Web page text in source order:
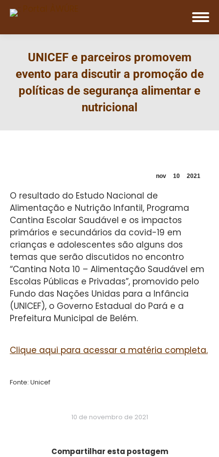
UNICEF e parceiros promovem
evento para discutir a promoção de
políticas de segurança alimentar e
nutricional
nov 10 2021
O resultado do Estudo Nacional de
Alimentação e Nutrição Infantil, Programa
Cantina Escolar Saudável e os impactos
primários e secundários da covid-19 em
crianças e adolescentes são alguns dos
temas que serão discutidos no encontro
“Cantina Nota 10 – Alimentação Saudável em
Escolas Públicas e Privadas”, promovido pelo
Fundo das Nações Unidas para a Infância
(UNICEF), o Governo Estadual do Pará e a
Prefeitura Municipal de Belém.
Clique aqui para acessar a matéria completa.
Fonte: Unicef
10 de novembro de 2021
Compartilhar esta postagem